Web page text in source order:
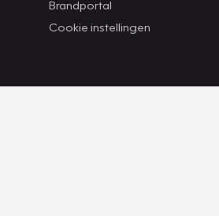
Brandportal
Cookie instellingen